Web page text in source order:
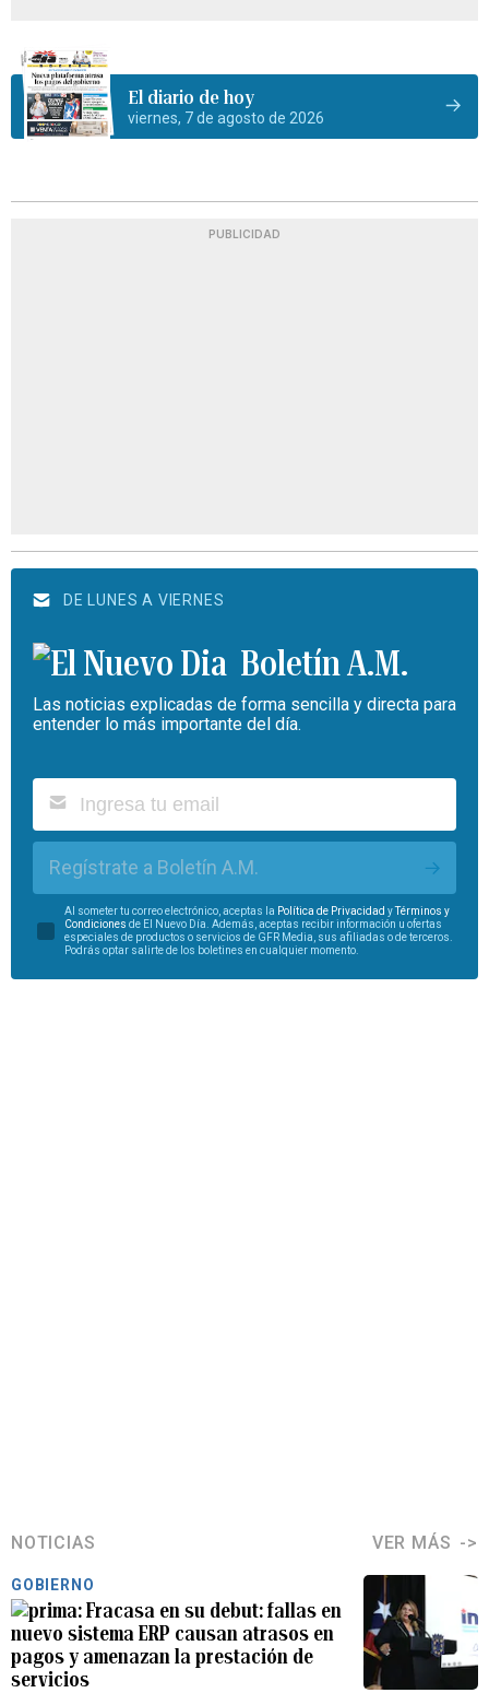
El diario de hoy
viernes, 7 de agosto de 2026
PUBLICIDAD
DE LUNES A VIERNES
Boletín A.M.
Las noticias explicadas de forma sencilla y directa para
entender lo más importante del día.
Regístrate a Boletín A.M.
Al someter tu correo electrónico, aceptas la Política de Privacidad yTérminos y
Condiciones de El Nuevo Día. Además, aceptas recibir información u ofertas
especiales de productos o servicios de GFR Media, sus afiliadas o de terceros.
Podrás optar salirte de los boletines en cualquier momento.
NOTICIAS VER MÁS
GOBIERNO
Fracasa en su debut: fallas en
nuevo sistema ERP causan atrasos en
pagos y amenazan la prestación de
servicios